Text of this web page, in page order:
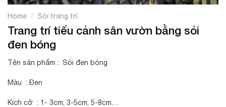
Home / Sỏi trang trí
Trang trí tiểu cảnh sân vườn bằng sỏi
đen bóng
Tên sản phẩm : Sỏi đen bóng
Màu : Đen
Kích cỡ : 1- 3cm, 3-5cm, 5-8cm…